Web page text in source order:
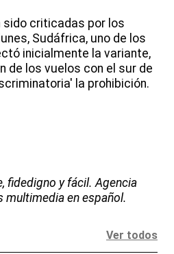
sido criticadas por los
Sudáfrica, uno de los
inicialmente la variante,
de los vuelos con el sur de
la prohibición.
fidedigno y fácil. Agencia
multimedia en español.
Ver todos